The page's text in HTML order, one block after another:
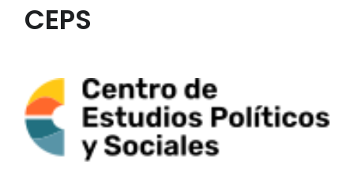
CAPACITACIONES
CAMPUS VIRTUAL
CEPS
CEPS